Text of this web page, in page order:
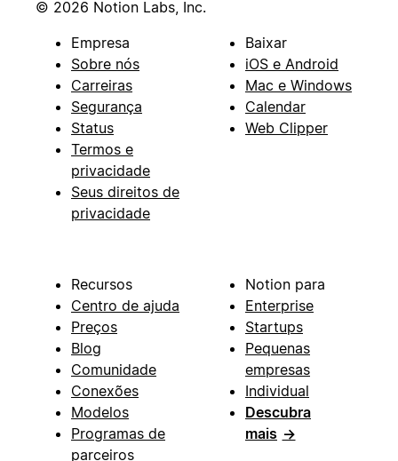
© 2026 Notion Labs, Inc.
Empresa
Sobre nós
Carreiras
Segurança
Status
Termos e
privacidade
Seus direitos de
privacidade
Baixar
iOS e Android
Mac e Windows
Calendar
Web Clipper
Recursos
Centro de ajuda
Preços
Blog
Comunidade
Conexões
Modelos
Programas de
parceiros
Notion para
Enterprise
Startups
Pequenas
empresas
Individual
Descubra
mais →